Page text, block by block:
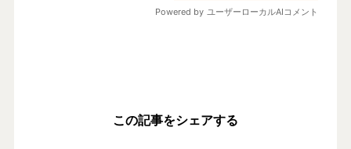
この記事をシェアする